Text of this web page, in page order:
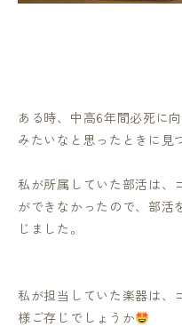
ある時、中高6年間必死に
みたいなと思ったときに見
私が所属していた部活は、
ができなかったので、部活
じました。
私が担当していた楽器は、
様ご存じでしょうか